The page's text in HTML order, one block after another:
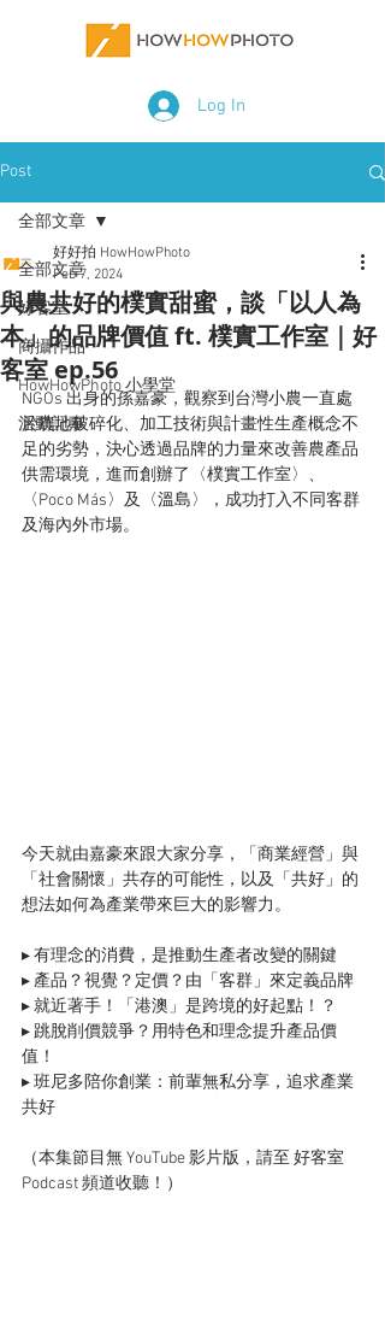
Log In
Post
全部文章
好客室
商攝作品
HowHowPhoto 小學堂
活動記事
全部文章
與農共好的樸實甜蜜，談「以人為
本」的品牌價值 ft. 樸實工作室｜好
客室 ep.56
好好拍 HowHowPhoto
Feb 7, 2024
NGOs 出身的孫嘉豪，觀察到台灣小農一直處
於農地破碎化、加工技術與計畫性生產概念不
足的劣勢，決心透過品牌的力量來改善農產品
供需環境，進而創辦了〈樸實工作室〉、
〈Poco Más〉及〈溫島〉，成功打入不同客群
及海內外市場。
今天就由嘉豪來跟大家分享，「商業經營」與
「社會關懷」共存的可能性，以及「共好」的
想法如何為產業帶來巨大的影響力。
▸ 有理念的消費，是推動生產者改變的關鍵
▸ 產品？視覺？定價？由「客群」來定義品牌
▸ 就近著手！「港澳」是跨境的好起點！？
▸ 跳脫削價競爭？用特色和理念提升產品價
值！
▸ 班尼多陪你創業：前輩無私分享，追求產業
共好
（本集節目無 YouTube 影片版，請至 好客室
Podcast 頻道收聽！）